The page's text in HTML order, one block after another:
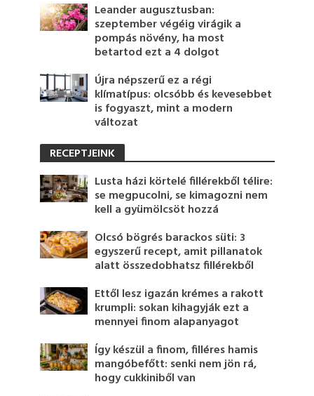
Leander augusztusban:
szeptember végéig virágik a
pompás növény, ha most
betartod ezt a 4 dolgot
Újra népszerű ez a régi
klímatípus: olcsóbb és kevesebbet
is fogyaszt, mint a modern
változat
RECEPTJEINK
Lusta házi körtelé fillérekből télire:
se megpucolni, se kimagozni nem
kell a gyümölcsöt hozzá
Olcsó bögrés barackos süti: 3
egyszerű recept, amit pillanatok
alatt összedobhatsz fillérekből
Ettől lesz igazán krémes a rakott
krumpli: sokan kihagyják ezt a
mennyei finom alapanyagot
Így készül a finom, filléres hamis
mangóbefőtt: senki nem jön rá,
hogy cukkiniből van